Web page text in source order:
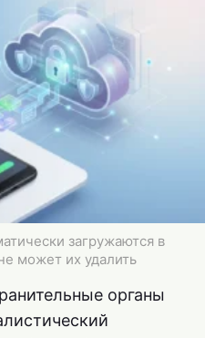
загружаются в
может их удалить
органы